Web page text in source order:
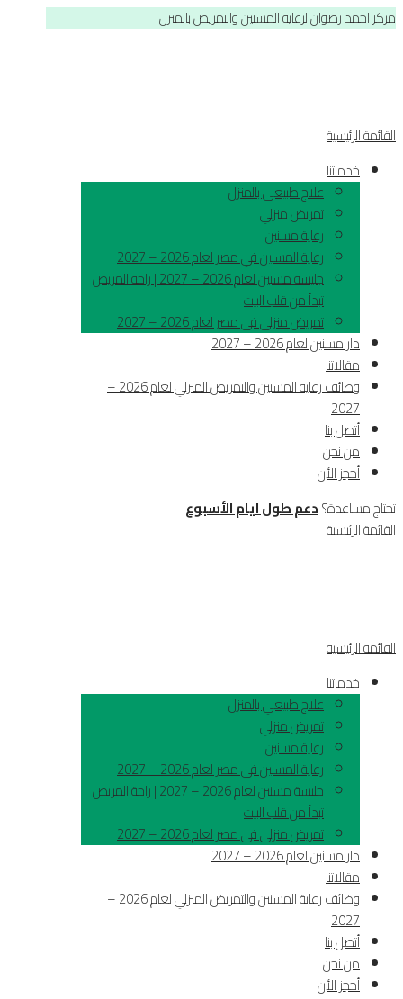
مركز احمد رضوان لرعاية المسنين والتمريض بالمنزل
القائمة الرئيسية
خدماتنا
علاج طبيعي بالمنزل
تمريض منزلي
رعاية مسنين
رعاية المسنين في مصر لعام 2026 – 2027
جليسة مسنين لعام 2026 – 2027 | راحة المريض
تبدأ من قلب البيت
تمريض منزلى فى مصر لعام 2026 – 2027
دار مسنين لعام 2026 – 2027
مقالاتنا
وظائف رعاية المسنين والتمريض المنزلي لعام 2026 –
2027
أتصل بنا
من نحن
أحجز الأن
تحتاج مساعدة؟دعم طول ايام الأسبوع
القائمة الرئيسية
القائمة الرئيسية
خدماتنا
علاج طبيعي بالمنزل
تمريض منزلي
رعاية مسنين
رعاية المسنين في مصر لعام 2026 – 2027
جليسة مسنين لعام 2026 – 2027 | راحة المريض
تبدأ من قلب البيت
تمريض منزلى فى مصر لعام 2026 – 2027
دار مسنين لعام 2026 – 2027
مقالاتنا
وظائف رعاية المسنين والتمريض المنزلي لعام 2026 –
2027
أتصل بنا
من نحن
أحجز الأن